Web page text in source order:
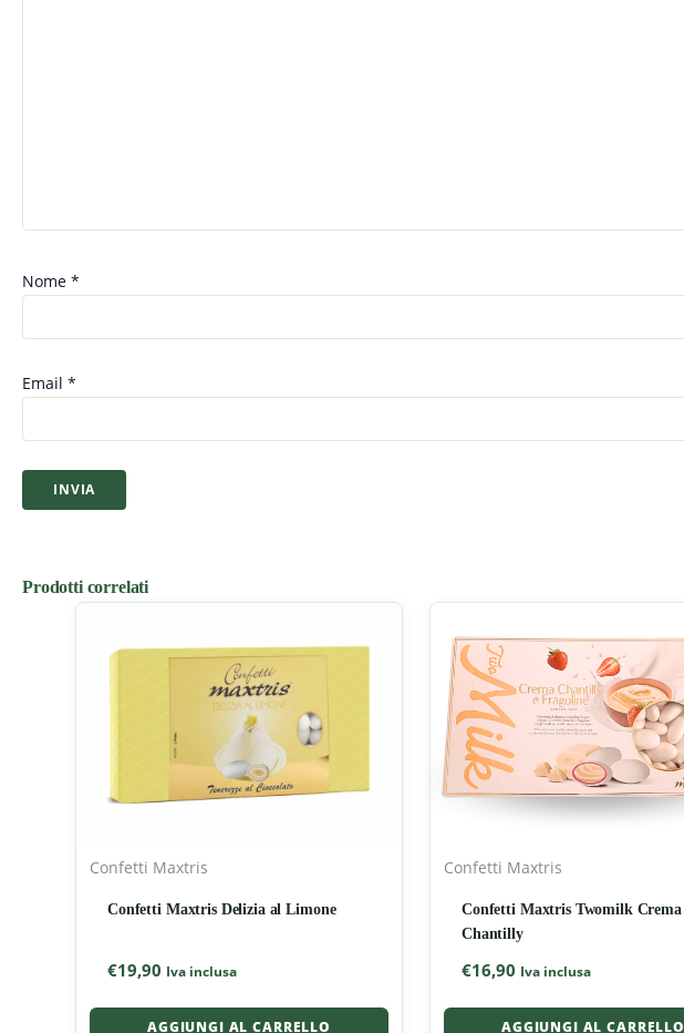
Nome *
Email *
Prodotti correlati
Confetti Maxtris
Confetti Maxtris Delizia al Limone
€19,90 Iva inclusa
AGGIUNGI AL CARRELLO
Confetti Maxtris
Confetti Maxtris Twomilk Crema
Chantilly
€16,90 Iva inclusa
AGGIUNGI AL CARRELLO